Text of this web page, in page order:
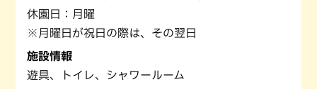
休園日：月曜
※月曜日が祝日の際は、その翌日
施設情報
遊具、トイレ、シャワールーム